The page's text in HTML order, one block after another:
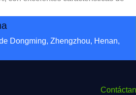
Buena conductividad eléctrica y
Dongming, Zhengzhou, Henan,